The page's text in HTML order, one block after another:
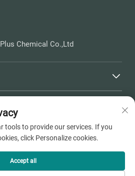
Chemical Co.,Ltd
tools to provide our services. If you
click Personalize cookies.
Accept all